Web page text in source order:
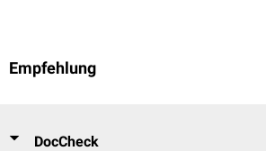
Empfehlung
DocCheck